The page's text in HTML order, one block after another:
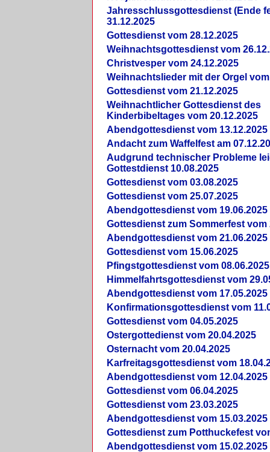
Jahresschlussgottesdienst (Ende
31.12.2025
Gottesdienst vom 28.12.2025
Weihnachtsgottesdienst vom
Christvesper vom 24.12.2025
Weihnachtslieder mit der Orgel vom
Gottesdienst vom 21.12.2025
Weihnachtlicher Gottesdienst des
Kinderbibeltages vom 20.12.2025
Abendgottesdienst vom 13.12.2025
Andacht zum Waffelfest am
Audgrund technischer Probleme
Gottestdienst 10.08.2025
Gottesdienst vom 03.08.2025
Gottesdienst vom 25.07.2025
Abendgottesdienst vom 19.06.2025
Gottesdienst zum Sommerfest vom
Abendgottesdienst vom 21.06.2025
Gottesdienst vom 15.06.2025
Pfingstgottesdienst vom 08.06.2025
Himmelfahrtsgottesdienst vom
Abendgottesdienst vom 17.05.2025
Konfirmationsgottesdienst vom
Gottesdienst vom 04.05.2025
Ostergottedienst vom 20.04.2025
Osternacht vom 20.04.2025
Karfreitagsgottesdienst vom
Abendgottesdienst vom 12.04.2025
Gottesdienst vom 06.04.2025
Gottesdienst vom 23.03.2025
Abendgottesdienst vom 15.03.2025
Gottesdienst zum Potthuckefest
Abendgottesdienst vom 15.02.2025